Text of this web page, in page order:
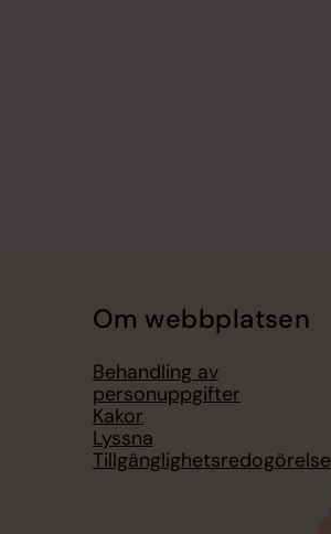
Om webbplatsen
Behandling av
personuppgifter
Kakor
Lyssna
Tillgänglighetsredogörelse